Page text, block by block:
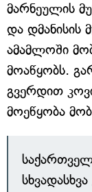
მარნეულის
და დმანისის
ამამლოში
მოაწყობს.
გვერდით
მოეწყობა